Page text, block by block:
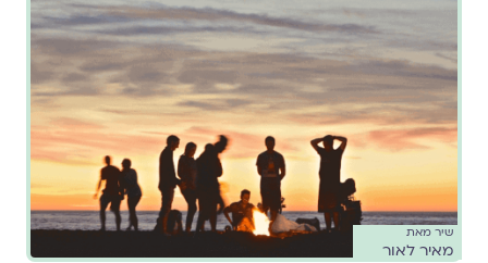
שיר מאת
מאיר לאור